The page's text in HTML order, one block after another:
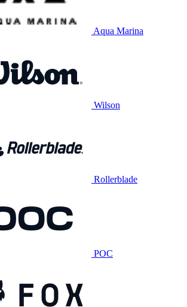
Aqua Marina
Wilson
Rollerblade
POC